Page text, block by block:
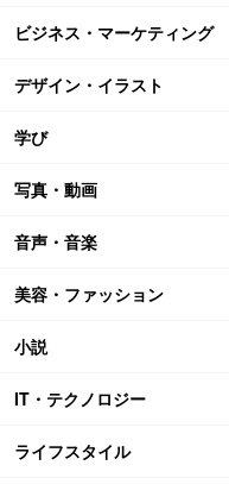
ビジネス・マーケティング
デザイン・イラスト
学び
写真・動画
音声・音楽
美容・ファッション
小説
IT・テクノロジー
ライフスタイル